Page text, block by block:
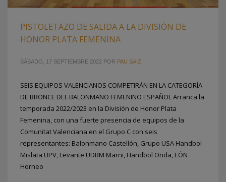
PISTOLETAZO DE SALIDA A LA DIVISIÓN DE
HONOR PLATA FEMENINA
SÁBADO, 17 SEPTIEMBRE 2022 POR PAU SAIZ
SEIS EQUIPOS VALENCIANOS COMPETIRÁN EN LA CATEGORÍA
DE BRONCE DEL BALONMANO FEMENINO ESPAÑOL Arranca la
temporada 2022/2023 en la División de Honor Plata
Femenina, con una fuerte presencia de equipos de la
Comunitat Valenciana en el Grupo C con seis
representantes: Balonmano Castellón, Grupo USA Handbol
Mislata UPV, Levante UDBM Marni, Handbol Onda, EÓN
Horneo